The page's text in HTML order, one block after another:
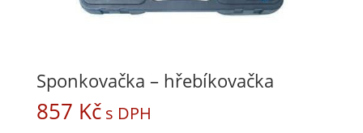
Sponkovačka – hřebíkovačka
857 Kč s DPH